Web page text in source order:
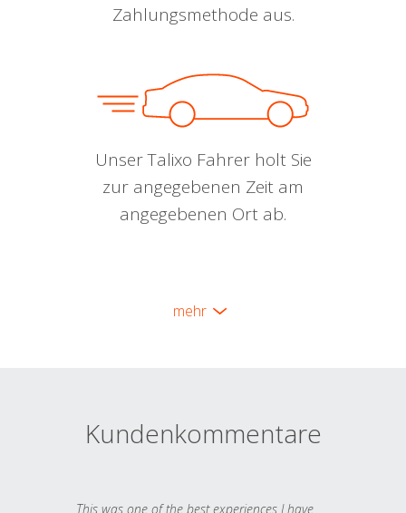
Zahlungsmethode aus.
Unser Talixo Fahrer holt Sie
zur angegebenen Zeit am
angegebenen Ort ab.
mehr
Kundenkommentare
This was one of the best experiences I have